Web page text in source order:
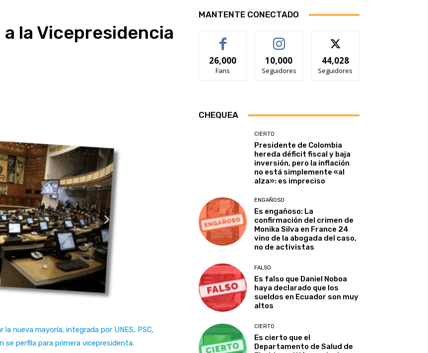
la Vicepresidencia
nueva mayoría, integrada por UNES, PSC,
se perfila para primera vicepresidenta.
MANTENTE CONECTADO
26,000
Fans
10,000
Seguidores
44,028
Seguidores
CHEQUEA
CIERTO
Presidente de Colombia
hereda déficit fiscal y baja
inversión, pero la inflación
no está simplemente «al
alza»: es impreciso
ENGAÑOSO
Es engañoso: La
confirmación del crimen de
Monika Silva en France 24
vino de la abogada del caso,
no de activistas
FALSO
Es falso que Daniel Noboa
haya declarado que los
sueldos en Ecuador son muy
altos
CIERTO
Es cierto que el
Departamento de Salud de